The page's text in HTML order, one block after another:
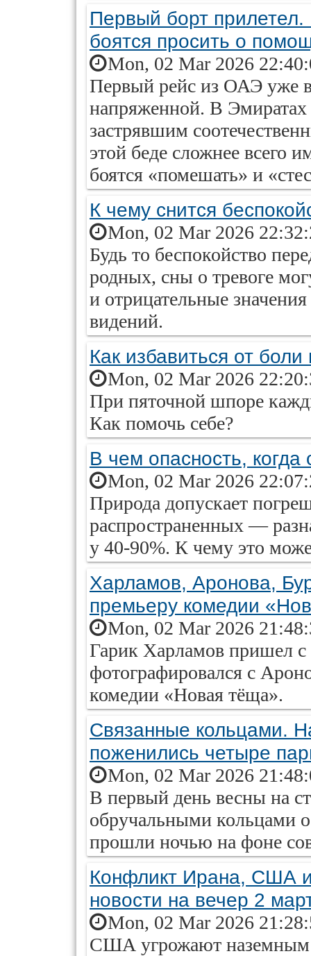
Первый борт
боятся просить о
Mon, 02 Mar 2026
Первый рейс из ОАЭ уже в
напряженной. В
застрявшим
этой беде сложнее всего
боятся «помешать» и
К чему снится
Mon, 02 Mar 2026
Будь то беспокойство
родных, сны о тревоге
и отрицательные
видений.
Как избавиться от
Mon, 02 Mar 2026
При пяточной шпоре
Как помочь себе?
В чем опасность, когда
Mon, 02 Mar 2026
Природа допускает
распространенных —
у 40-90%. К чему это
Харламов, Аронова,
премьеру комедии
Mon, 02 Mar 2026
Гарик Харламов пришел с
фотографировался с
комедии «Новая тёща».
Связанные кольцами.
поженились четыре
Mon, 02 Mar 2026
В первый день весны на
обручальными кольцами
прошли ночью на фоне
Конфликт Ирана, США
новости на вечер 2
Mon, 02 Mar 2026
США угрожают наземным